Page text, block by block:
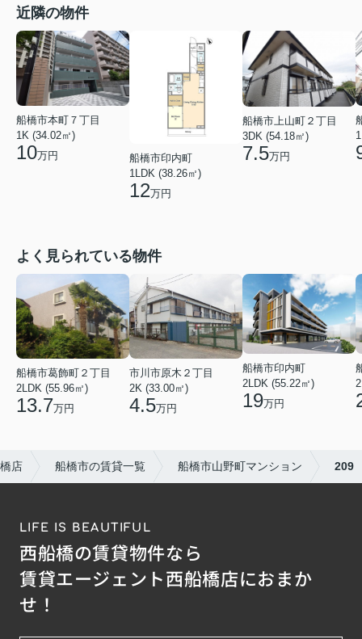
近隣の物件
船橋市本町７丁目
1K (34.02㎡)
10万円
船橋市印内町
1LDK (38.26㎡)
12万円
船橋市上山町２丁目
3DK (54.18㎡)
7.5万円
よく見られている物件
船橋市葛飾町２丁目
2LDK (55.96㎡)
13.7万円
市川市原木２丁目
2K (33.00㎡)
4.5万円
船橋市印内町
2LDK (55.22㎡)
19万円
店 船橋市の賃貸一覧 船橋市山野町マンション 209
LIFE IS BEAUTIFUL
西船橋の賃貸物件なら
賃貸エージェント西船橋店におまか
せ！